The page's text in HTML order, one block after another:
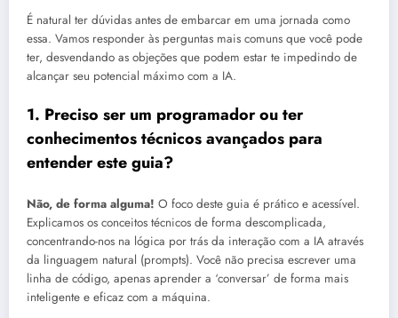
É natural ter dúvidas antes de embarcar em uma jornada como
essa. Vamos responder às perguntas mais comuns que você pode
ter, desvendando as objeções que podem estar te impedindo de
alcançar seu potencial máximo com a IA.
1. Preciso ser um programador ou ter
conhecimentos técnicos avançados para
entender este guia?
Não, de forma alguma! O foco deste guia é prático e acessível.
Explicamos os conceitos técnicos de forma descomplicada,
concentrando-nos na lógica por trás da interação com a IA através
da linguagem natural (prompts). Você não precisa escrever uma
linha de código, apenas aprender a ‘conversar’ de forma mais
inteligente e eficaz com a máquina.